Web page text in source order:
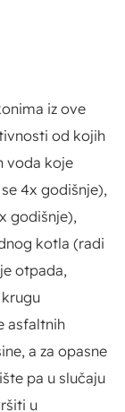
iz ove
od kojih
voda koje
4x godišnje),
godišnje),
kotla (radi
otpada,
asfaltnih
a za opasne
pa u slučaju
u